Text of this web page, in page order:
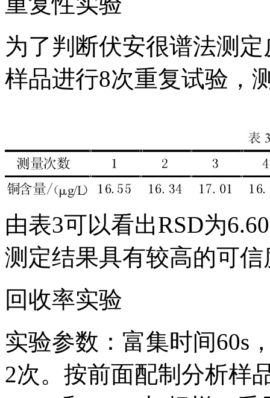
为了判断伏安很谱法测
样品进行8次重复试验，
由表3可以看出RSD为
测定结果具有较高的可信
回收率实验
实验参数：富集时间60s
2次。按前面配制分析样